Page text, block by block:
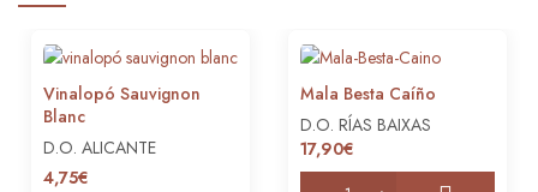
Vinalopó Sauvignon
Blanc
D.O. ALICANTE
4,75€
Mala Besta Caíño
D.O. RÍAS BAIXAS
17,90€